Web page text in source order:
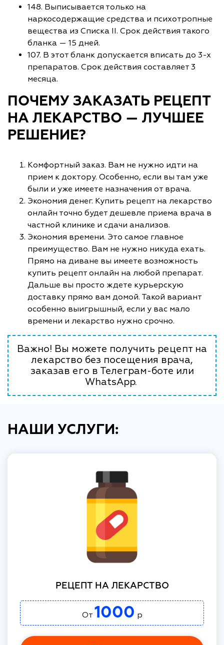
148. Выписывается только на
наркосодержащие средства и психотропные
вещества из Списка II. Срок действия такого
бланка — 15 дней.
107. В этот бланк допускается вписать до 3-х
препаратов. Срок действия составляет 3
месяца.
ПОЧЕМУ ЗАКАЗАТЬ РЕЦЕПТ
НА ЛЕКАРСТВО — ЛУЧШЕЕ
РЕШЕНИЕ?
Комфортный заказ. Вам не нужно идти на
прием к доктору. Особенно, если вы там уже
были и уже имеете назначения от врача.
Экономия денег. Купить рецепт на лекарство
онлайн точно будет дешевле приема врача в
частной клинике и сдачи анализов.
Экономия времени. Это самое главное
преимущество. Вам не нужно никуда ехать.
Прямо на диване вы имеете возможность
купить рецепт онлайн на любой препарат.
Дальше вы просто ждете курьерскую
доставку прямо вам домой. Такой вариант
особенно выигрышный, если у вас мало
времени и лекарство нужно срочно.
Важно! Вы можете получить рецепт на
лекарство без посещения врача,
заказав его в Телеграм-боте или
WhatsApp.
НАШИ УСЛУГИ:
РЕЦЕПТ НА ЛЕКАРСТВО
От 1000 р